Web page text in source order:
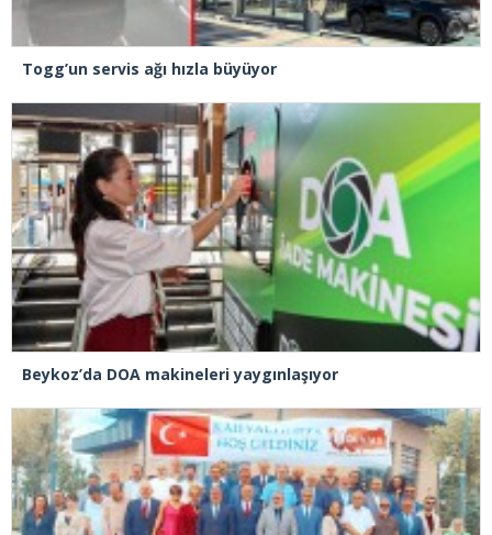
Togg’un servis ağı hızla büyüyor
Beykoz’da DOA makineleri yaygınlaşıyor